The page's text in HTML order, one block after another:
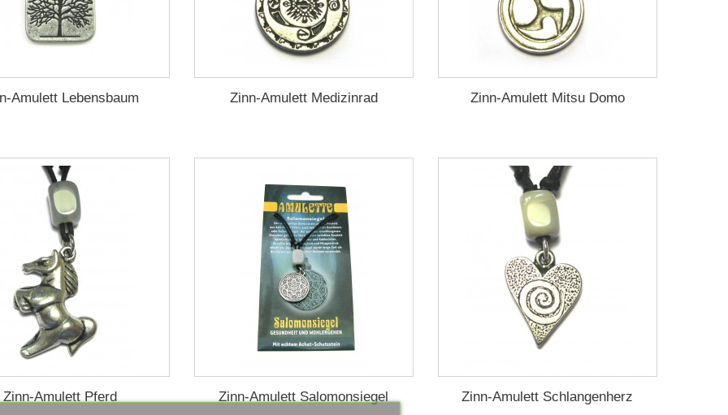
Amulett Lebensbaum Zinn-Amulett Medizinrad Zinn-Amulett Mitsu Domo
Zinn-Amulett Pferd Zinn-Amulett Salomonsiegel Zinn-Amulett Schlangenherz